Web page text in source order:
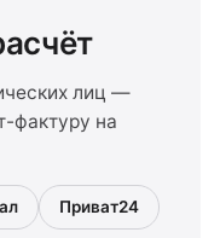
лиц —
фактуру на
Приват24